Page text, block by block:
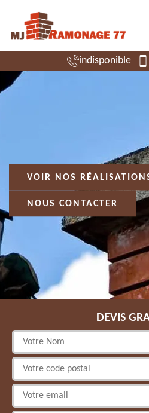
indisponible
VOIR NOS
NOUS CONTACTER
DEVIS